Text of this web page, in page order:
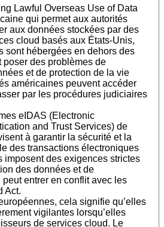
Lawful Overseas Use of Data
qui permet aux autorités
aux données stockées par des
cloud basés aux États-Unis,
sont hébergées en dehors des
poser des problèmes de
et de protection de la vie
américaines peuvent accéder
par les procédures judiciaires
eIDAS (Electronic
and Trust Services) de
à garantir la sécurité et la
des transactions électroniques
imposent des exigences strictes
des données et de
entrer en conflit avec les
Act.
cela signifie qu’elles
vigilantes lorsqu’elles
de services cloud. Le